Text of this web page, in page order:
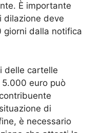
È importante
dilazione deve
giorni dalla notifica
delle cartelle
euro può
di
è necessario